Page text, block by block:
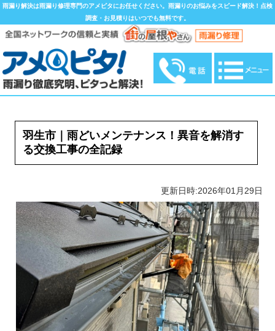
雨漏り解決は雨漏り修理専門のアメピタにお任せください。雨漏りのお悩みをスピード解決！点検
調査・お見積りはいつでも無料です。
羽生市｜雨どいメンテナンス！異音を解消す
る交換工事の全記録
更新日時:2026年01月29日